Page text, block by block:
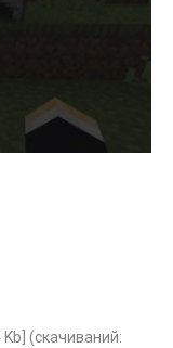
Kb] (cкачиваний: